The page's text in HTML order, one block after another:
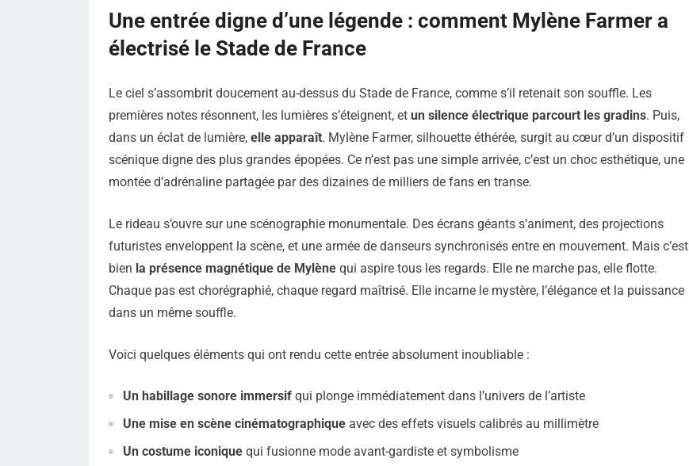
Une entrée digne d’une légende : comment Mylène Farmer a
électrisé le Stade de France
Le ciel s’assombrit doucement au-dessus du Stade de France, comme s’il retenait son souffle. Les
premières notes résonnent, les lumières s’éteignent, et un silence électrique parcourt les gradins. Puis,
dans un éclat de lumière, elle apparaît. Mylène Farmer, silhouette éthérée, surgit au cœur d’un dispositif
scénique digne des plus grandes épopées. Ce n’est pas une simple arrivée, c’est un choc esthétique, une
montée d’adrénaline partagée par des dizaines de milliers de fans en transe.
Le rideau s’ouvre sur une scénographie monumentale. Des écrans géants s’animent, des projections
futuristes enveloppent la scène, et une armée de danseurs synchronisés entre en mouvement. Mais c’est
bien la présence magnétique de Mylène qui aspire tous les regards. Elle ne marche pas, elle flotte.
Chaque pas est chorégraphié, chaque regard maîtrisé. Elle incarne le mystère, l’élégance et la puissance
dans un même souffle.
Voici quelques éléments qui ont rendu cette entrée absolument inoubliable :
Un habillage sonore immersif qui plonge immédiatement dans l’univers de l’artiste
Une mise en scène cinématographique avec des effets visuels calibrés au millimètre
Un costume iconique qui fusionne mode avant-gardiste et symbolisme